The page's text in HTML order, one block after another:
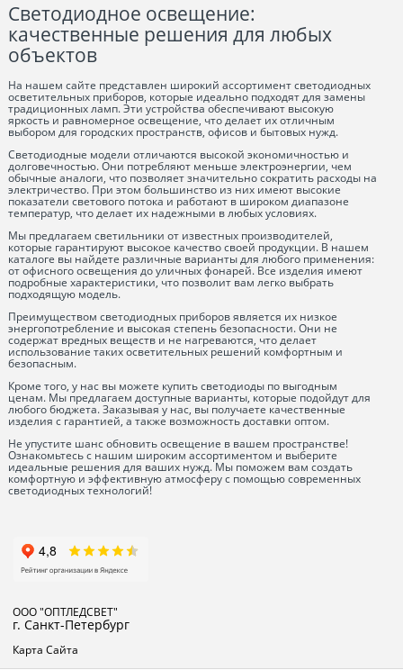
Светодиодное освещение:
качественные решения для любых
объектов
На нашем сайте представлен широкий ассортимент светодиодных
осветительных приборов, которые идеально подходят для замены
традиционных ламп. Эти устройства обеспечивают высокую
яркость и равномерное освещение, что делает их отличным
выбором для городских пространств, офисов и бытовых нужд.
Светодиодные модели отличаются высокой экономичностью и
долговечностью. Они потребляют меньше электроэнергии, чем
обычные аналоги, что позволяет значительно сократить расходы на
электричество. При этом большинство из них имеют высокие
показатели светового потока и работают в широком диапазоне
температур, что делает их надежными в любых условиях.
Мы предлагаем светильники от известных производителей,
которые гарантируют высокое качество своей продукции. В нашем
каталоге вы найдете различные варианты для любого применения:
от офисного освещения до уличных фонарей. Все изделия имеют
подробные характеристики, что позволит вам легко выбрать
подходящую модель.
Преимуществом светодиодных приборов является их низкое
энергопотребление и высокая степень безопасности. Они не
содержат вредных веществ и не нагреваются, что делает
использование таких осветительных решений комфортным и
безопасным.
Кроме того, у нас вы можете купить светодиоды по выгодным
ценам. Мы предлагаем доступные варианты, которые подойдут для
любого бюджета. Заказывая у нас, вы получаете качественные
изделия с гарантией, а также возможность доставки оптом.
Не упустите шанс обновить освещение в вашем пространстве!
Ознакомьтесь с нашим широким ассортиментом и выберите
идеальные решения для ваших нужд. Мы поможем вам создать
комфортную и эффективную атмосферу с помощью современных
светодиодных технологий!
ООО "ОПТЛЕДСВЕТ"
г. Санкт-Петербург
Карта Сайта